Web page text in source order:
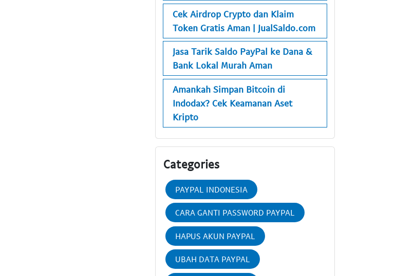
Cek Airdrop Crypto dan Klaim
Token Gratis Aman | JualSaldo.com
Jasa Tarik Saldo PayPal ke Dana &
Bank Lokal Murah Aman
Amankah Simpan Bitcoin di
Indodax? Cek Keamanan Aset
Kripto
Categories
PAYPAL INDONESIA
CARA GANTI PASSWORD PAYPAL
HAPUS AKUN PAYPAL
UBAH DATA PAYPAL